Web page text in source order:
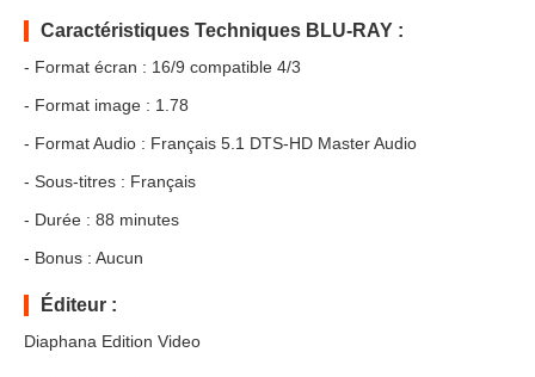
Caractéristiques Techniques BLU-RAY :
- Format écran : 16/9 compatible 4/3
- Format image : 1.78
- Format Audio : Français 5.1 DTS-HD Master Audio
- Sous-titres : Français
- Durée : 88 minutes
- Bonus : Aucun
Éditeur :
Diaphana Edition Video